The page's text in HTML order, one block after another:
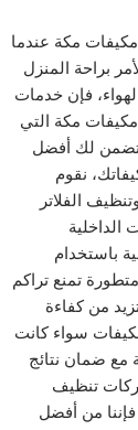
مكة عندما
براحة المنزل
فإن خدمات
مكة التي
تضمن لك أفضل
نقوم
الفلاتر
الداخلية
باستخدام
تمنع تراكم
من كفاءة
سواء كانت
مع ضمان نتائج
تنظيف
من أفضل